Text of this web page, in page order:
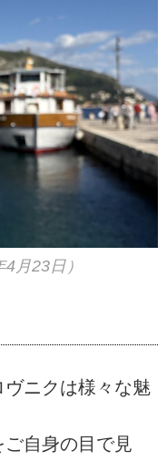
月23日）
ニクは様々な魅
自身の目で見